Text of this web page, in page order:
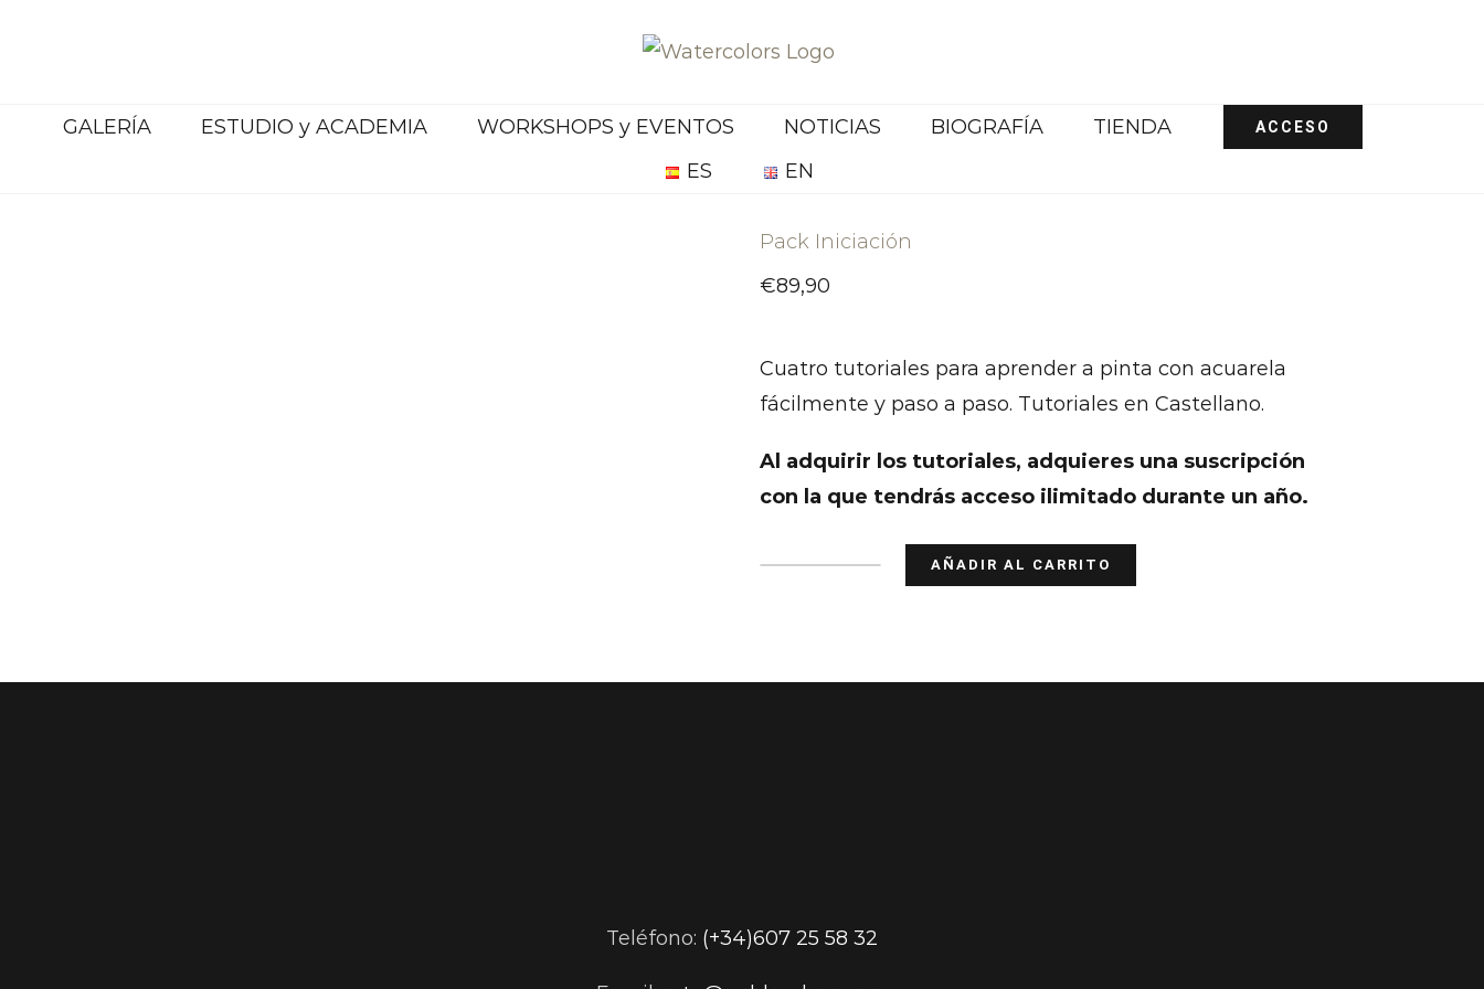
GALERÍA
ESTUDIO y ACADEMIA WORKSHOPS y EVENTOS NOTICIAS BIOGRAFÍA TIENDA ACCESO
ES EN
Pack Iniciación
€89,90
Cuatro tutoriales para aprender a pinta con acuarela
fácilmente y paso a paso. Tutoriales en Castellano.
Al adquirir los tutoriales, adquieres una suscripción
con la que tendrás acceso ilimitado durante un año.
AÑADIR AL CARRITO
Teléfono: (+34)607 25 58 32